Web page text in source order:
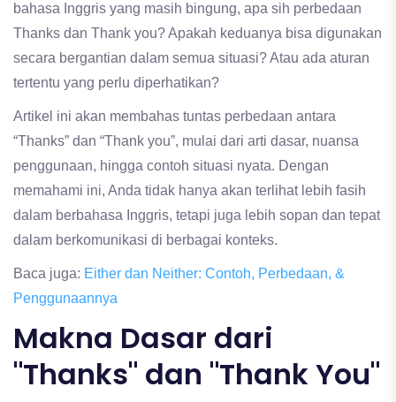
bahasa Inggris yang masih bingung, apa sih perbedaan
Thanks dan Thank you? Apakah keduanya bisa digunakan
secara bergantian dalam semua situasi? Atau ada aturan
tertentu yang perlu diperhatikan?
Artikel ini akan membahas tuntas perbedaan antara
“Thanks” dan “Thank you”, mulai dari arti dasar, nuansa
penggunaan, hingga contoh situasi nyata. Dengan
memahami ini, Anda tidak hanya akan terlihat lebih fasih
dalam berbahasa Inggris, tetapi juga lebih sopan dan tepat
dalam berkomunikasi di berbagai konteks.
Baca juga: Either dan Neither: Contoh, Perbedaan, &
Penggunaannya
Makna Dasar dari
"Thanks" dan "Thank You"